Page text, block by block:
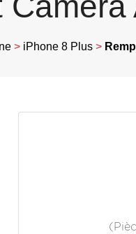
> iPhone 8 Plus >